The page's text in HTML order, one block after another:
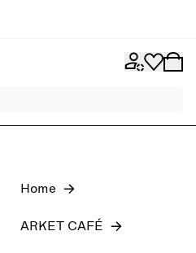
Home
ARKET CAFÉ